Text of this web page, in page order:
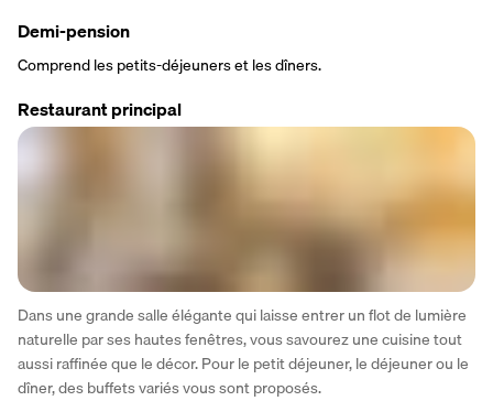
Demi-pension
Comprend les petits-déjeuners et les dîners.
Restaurant principal
Dans une grande salle élégante qui laisse entrer un flot de lumière
naturelle par ses hautes fenêtres, vous savourez une cuisine tout
aussi raffinée que le décor. Pour le petit déjeuner, le déjeuner ou le
dîner, des buffets variés vous sont proposés.